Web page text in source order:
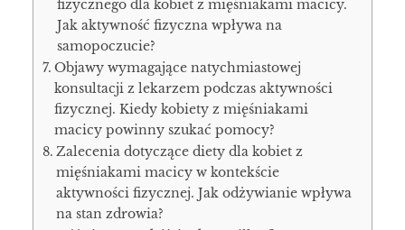
fizycznego dla kobiet z mięśniakami macicy.
Jak aktywność fizyczna wpływa na
samopoczucie?
Objawy wymagające natychmiastowej
konsultacji z lekarzem podczas aktywności
fizycznej. Kiedy kobiety z mięśniakami
macicy powinny szukać pomocy?
Zalecenia dotyczące diety dla kobiet z
mięśniakami macicy w kontekście
aktywności fizycznej. Jak odżywianie wpływa
na stan zdrowia?